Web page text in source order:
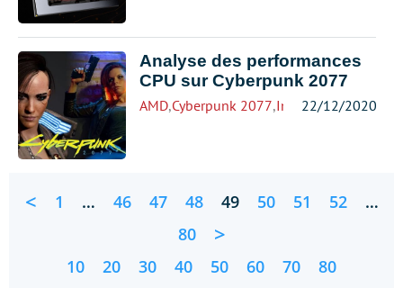
Analyse des performances
CPU sur Cyberpunk 2077
AMD,Cyberpunk 2077,Intel22/12/2020
< 1 … 46 47 48 49 50 51 52
…
80
>
10 20 30 40 50 60 70 80